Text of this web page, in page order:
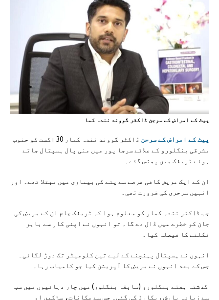
پیٹ کے امراض کے سرجن ڈاکٹر گووند نندہ کما
پیٹ کے امراض کے سرجن
ڈاکٹر گووند نندہ کمار 30 اگست کو جنوب
مشرقی بنگلورو کے علاقے سرجا پور میں منی پال ہسپتال جاتے
ہوئے ٹریفک میں پھنس گئے۔
ان کے ایک مریض کافی عرصے سے پتے کی بیماری میں مبتلا تھے۔ اور
انہیں سرجری کی ضرورت تھی۔
جب ڈاکٹر نندہ کمار کو معلوم ہوا کہ ٹریفک جام ان کے مریض کی
جان کو خطرے میں ڈال دے گا۔ تو انہوں نے اپنی کار سے باہر
نکلنے کا فیصلہ کیا۔
انہوں نے ہسپتال پہنچنے کے لیے تین کلومیٹر تک دوڑ لگائی۔
جس کے بعد انہوں نے مریض کا آپریشن کیا جو کامیاب رہا۔
گذشتہ ہفتے بنگلورو (سابقہ بنگلور) میں چار دہائیوں میں سب
سے زیادہ بارش ریکارڈ کی گئی۔ جس سے مکانات، سڑکیں اور